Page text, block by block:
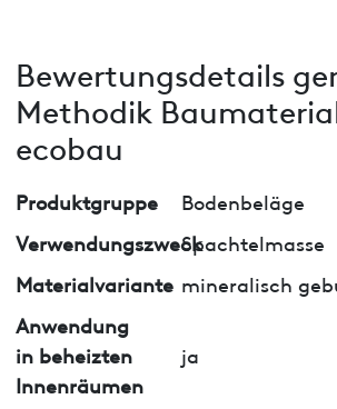
Bewertungsdetails
Methodik
ecobau
Produktgruppe
Bodenbeläge
VerwendungszweckSpachtelmasse
Materialvariante mineralisch
Anwendung
in beheizten
Innenräumen
ja